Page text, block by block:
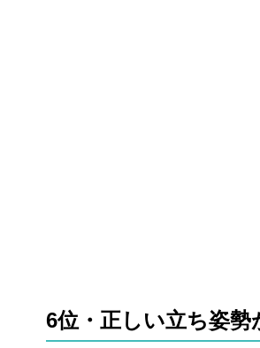
6位・正しい立ち姿勢